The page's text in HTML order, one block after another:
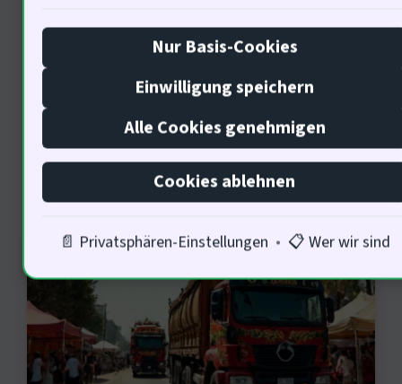
für den Erfolg … Doch wie beeinflusst
diedie Logistikstrategien?
Kulturelle Einflüsse auf die
Logistik
Nur Basis-Cookies
Einwilligung speichern
Alle Cookies genehmigen
Cookies ablehnen
📄 Privatsphären-Einstellungen • 📋 Wer wir sind